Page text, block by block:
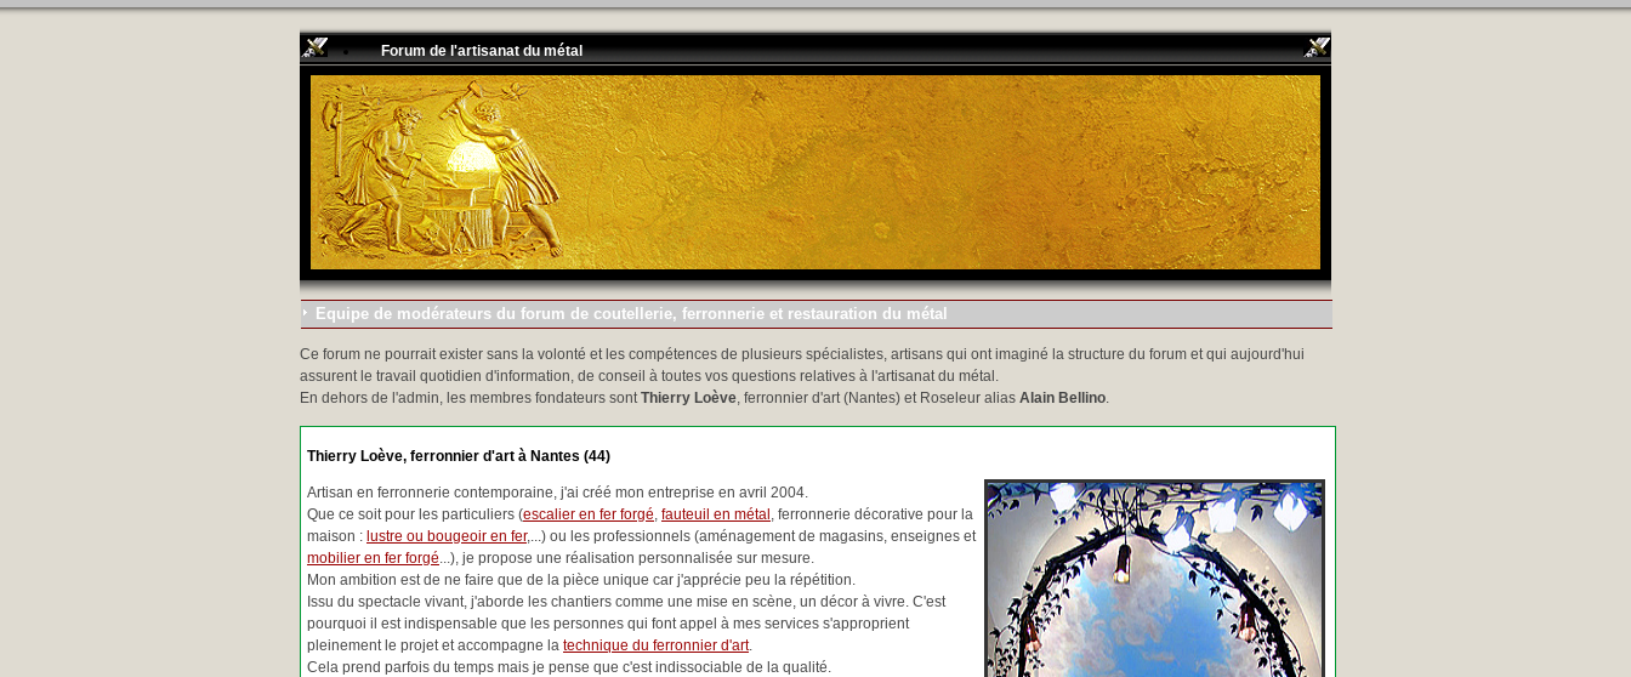
Forum de l'artisanat du métal
Equipe de modérateurs du forum de coutellerie, ferronnerie et restauration du métal
Ce forum ne pourrait exister sans la volonté et les compétences de plusieurs spécialistes, artisans qui ont imaginé la structure du forum et qui aujourd'hui
assurent le travail quotidien d'information, de conseil à toutes vos questions relatives à l'artisanat du métal.
En dehors de l'admin, les membres fondateurs sontThierry Loève, ferronnier d'art (Nantes) et Roseleur alias Alain Bellino.
Thierry Loève, ferronnier d'art à Nantes (44)
Artisan en ferronnerie contemporaine, j'ai créé mon entreprise en avril 2004.
Que ce soit pour les particuliers (escalier en fer forgé, fauteuil en métal , ferronnerie décorative pour la
maison : lustre ou bougeoir en fer,...) ou les professionnels (aménagement de magasins, enseignes et
mobilier en fer forgé...), je propose une réalisation personnalisée sur mesure.
Mon ambition est de ne faire que de la pièce unique car j'apprécie peu la répétition.
Issu du spectacle vivant, j'aborde les chantiers comme une mise en scène, un décor à vivre. C'est
pourquoi il est indispensable que les personnes qui font appel à mes services s'approprient
pleinement le projet et accompagne la technique du ferronnier d'art.
Cela prend parfois du temps mais je pense que c'est indissociable de la qualité.